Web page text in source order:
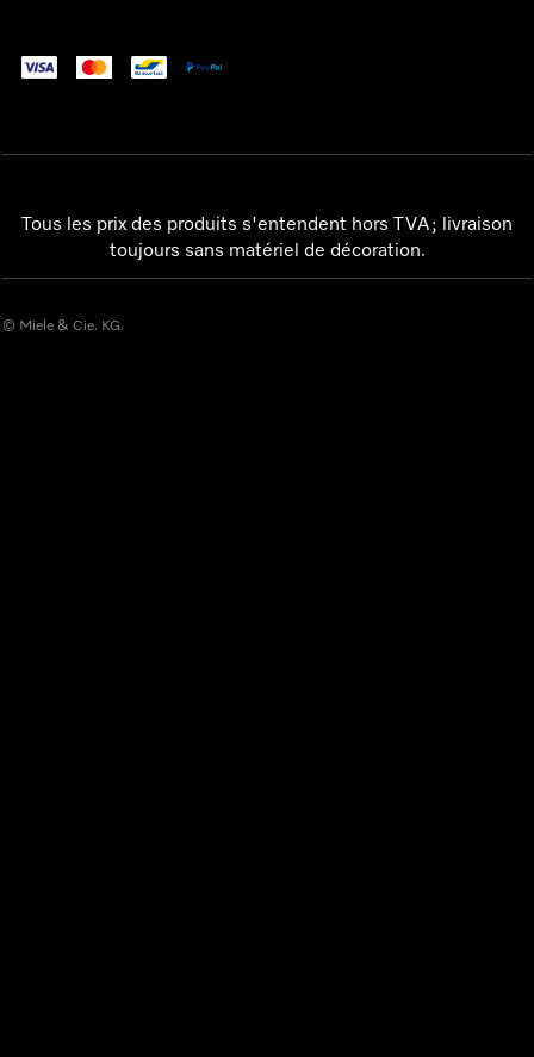
Tous les prix des produits s'entendent hors TVA ; livraison
toujours sans matériel de décoration.
© Miele & Cie. KG.